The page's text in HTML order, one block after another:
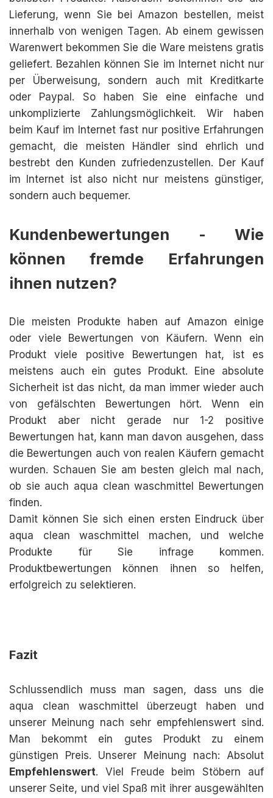
Lieferung, wenn Sie bei Amazon bestellen, meist
innerhalb von wenigen Tagen. Ab einem gewissen
Warenwert bekommen Sie die Ware meistens gratis
geliefert. Bezahlen können Sie im Internet nicht nur
per Überweisung, sondern auch mit Kreditkarte
oder Paypal. So haben Sie eine einfache und
unkomplizierte Zahlungsmöglichkeit. Wir haben
beim Kauf im Internet fast nur positive Erfahrungen
gemacht, die meisten Händler sind ehrlich und
bestrebt den Kunden zufriedenzustellen. Der Kauf
im Internet ist also nicht nur meistens günstiger,
sondern auch bequemer.
Kundenbewertungen - Wie
können fremde Erfahrungen
ihnen nutzen?
Die meisten Produkte haben auf Amazon einige
oder viele Bewertungen von Käufern. Wenn ein
Produkt viele positive Bewertungen hat, ist es
meistens auch ein gutes Produkt. Eine absolute
Sicherheit ist das nicht, da man immer wieder auch
von gefälschten Bewertungen hört. Wenn ein
Produkt aber nicht gerade nur 1-2 positive
Bewertungen hat, kann man davon ausgehen, dass
die Bewertungen auch von realen Käufern gemacht
wurden. Schauen Sie am besten gleich mal nach,
ob sie auch aqua clean waschmittel Bewertungen
finden.
Damit können Sie sich einen ersten Eindruck über
aqua clean waschmittel machen, und welche
Produkte für Sie infrage kommen.
Produktbewertungen können ihnen so helfen,
erfolgreich zu selektieren.
Fazit
Schlussendlich muss man sagen, dass uns die
aqua clean waschmittel überzeugt haben und
unserer Meinung nach sehr empfehlenswert sind.
Man bekommt ein gutes Produkt zu einem
günstigen Preis. Unserer Meinung nach: Absolut
Empfehlenswert. Viel Freude beim Stöbern auf
unserer Seite, und viel Spaß mit ihrer ausgewählten